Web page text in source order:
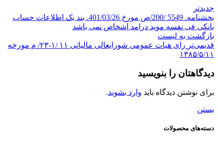
جدیدتر
بخشنامه. 5549 /200/ص مورخ 401/03/26. بند یک اطلاعات حساب
بانکی فی نفسه موید درامد اشخاص نمی باشد
بازگشت به لیست
قدیمی‌تر
رای هیات عمومی شورایعالی مالیاتی ۱۱ /۱-۲۳/ م مورخه
۱۳۸۵/۵/۱۱
دیدگاهتان را بنویسید
برای نوشتن دیدگاه باید وارد بشوید.
بستن
دسته‌های محصولات